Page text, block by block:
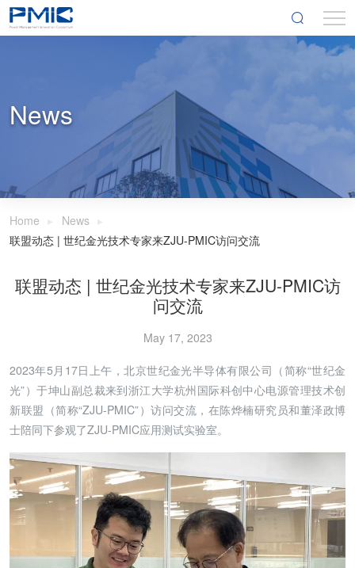
News
Home
News
联盟动态 | 世纪金光技术专家来ZJU-PMIC访问交流
联盟动态 | 世纪金光技术专家来ZJU-PMIC访
问交流
May 17, 2023
2023年5月17日上午，北京世纪金光半导体有限公司（简称“世纪金
光”）于坤山副总裁来到浙江大学杭州国际科创中心电源管理技术创
新联盟（简称“ZJU-PMIC”）访问交流，在陈烨楠研究员和董泽政博
士陪同下参观了ZJU-PMIC应用测试实验室。